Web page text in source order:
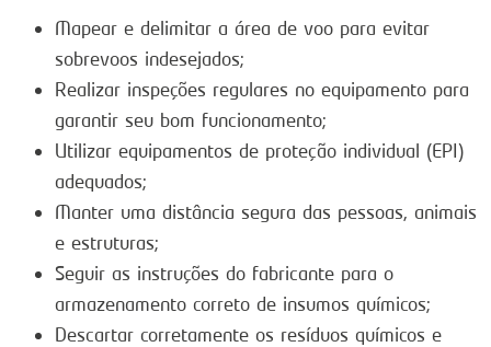
Mapear e delimitar a área de voo para evitar
sobrevoos indesejados;
Realizar inspeções regulares no equipamento para
garantir seu bom funcionamento;
Utilizar equipamentos de proteção individual (EPI)
adequados;
Manter uma distância segura das pessoas, animais
e estruturas;
Seguir as instruções do fabricante para o
armazenamento correto de insumos químicos;
Descartar corretamente os resíduos químicos e